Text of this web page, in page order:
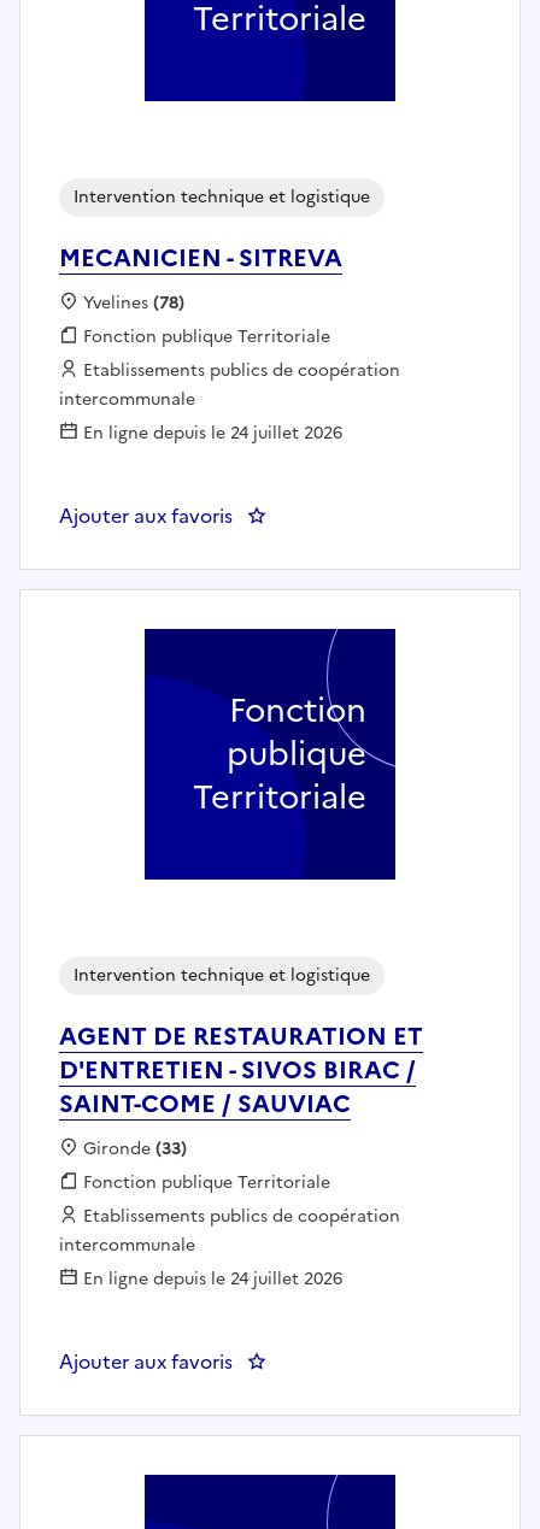
MECANICIEN - SITREVA
Intervention technique et logistique
Localisation :
Yvelines(78)
Fonction publique :
Fonction publique Territoriale
Employeur :
Etablissements publics de coopération
intercommunale
En ligne depuis le 24 juillet 2026
Ajouter aux favoris : MECANICIEN - SITREVA
Territoriale
AGENT DE RESTAURATION ET
D'ENTRETIEN - SIVOS BIRAC /
SAINT-COME / SAUVIAC
Intervention technique et logistique
Localisation :
Gironde(33)
Fonction publique :
Fonction publique Territoriale
Employeur :
Etablissements publics de coopération
intercommunale
En ligne depuis le 24 juillet 2026
Ajouter aux favoris : AGENT DE RESTAURATION
Fonction
publique
Territoriale